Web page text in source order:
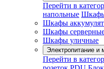
Перейти в
напольные Шкафы
Шкафы
Шкафы
Шкафы уличные
Электропитание и
Перейти в